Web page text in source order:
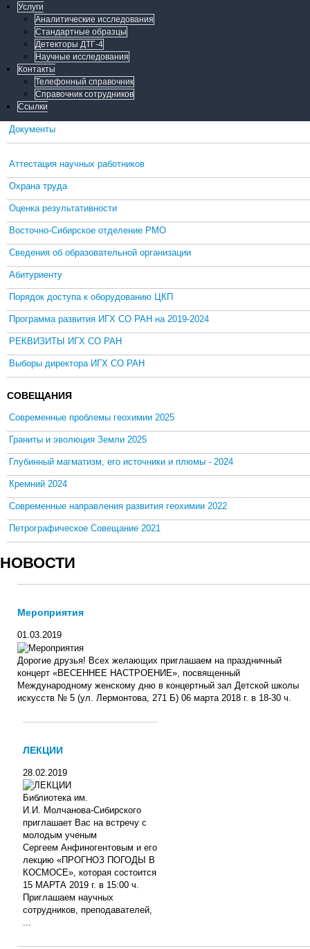
Услуги
Аналитические исследования
Стандартные образцы
Детекторы ДТГ-4
Научные исследования
Контакты
Телефонный справочник
Справочник сотрудников
Ссылки
Документы
Аттестация научных работников
Охрана труда
Оценка результативности
Восточно-Сибирское отделение РМО
Сведения об образовательной организации
Абитуриенту
Порядок доступа к оборудованию ЦКП
Программа развития ИГХ СО РАН на 2019-2024
РЕКВИЗИТЫ ИГХ СО РАН
Выборы директора ИГХ СО РАН
СОВЕЩАНИЯ
Современные проблемы геохимии 2025
Граниты и эволюция Земли 2025
Глубинный магматизм, его источники и плюмы - 2024
Кремний 2024
Современные направления развития геохимии 2022
Петрографическое Совещание 2021
НОВОСТИ
Мероприятия
01.03.2019
Дорогие друзья! Всех желающих приглашаем на праздничный
концерт «ВЕСЕННЕЕ НАСТРОЕНИЕ», посвященный
Международному женскому дню в концертный зал Детской школы
искусств № 5 (ул. Лермонтова, 271 Б) 06 марта 2018 г. в 18-30 ч.
ЛЕКЦИИ
28.02.2019
Библиотека им.
И.И. Молчанова-Сибирского
приглашает Вас на встречу с
молодым ученым
Сергеем Анфиногентовым и его
лекцию «ПРОГНОЗ ПОГОДЫ В
КОСМОСЕ», которая состоится
15 МАРТА 2019 г. в 15:00 ч.
Приглашаем научных
сотрудников, преподавателей,
...